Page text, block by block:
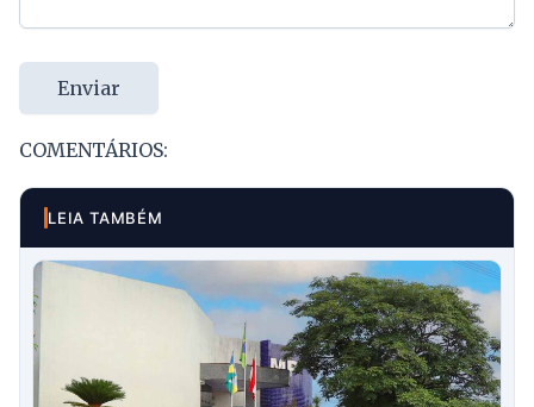
Enviar
COMENTÁRIOS:
LEIA TAMBÉM